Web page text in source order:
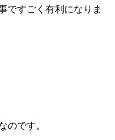
ですごく有利になりま
のです。